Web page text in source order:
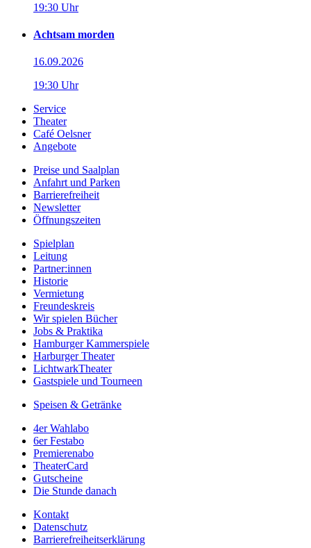
19:30 Uhr
Achtsam morden
16.09.2026
19:30 Uhr
Service
Theater
Café Oelsner
Angebote
Preise und Saalplan
Anfahrt und Parken
Barrierefreiheit
Newsletter
Öffnungszeiten
Spielplan
Leitung
Partner:innen
Historie
Vermietung
Freundeskreis
Wir spielen Bücher
Jobs & Praktika
Hamburger Kammerspiele
Harburger Theater
LichtwarkTheater
Gastspiele und Tourneen
Speisen & Getränke
4er Wahlabo
6er Festabo
Premierenabo
TheaterCard
Gutscheine
Die Stunde danach
Kontakt
Datenschutz
Barrierefreiheitserklärung